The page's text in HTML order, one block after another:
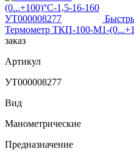
Термометр ТКП-100-М1-
заказ
Артикул
УТ000008277
Вид
Манометрические
Предназначение